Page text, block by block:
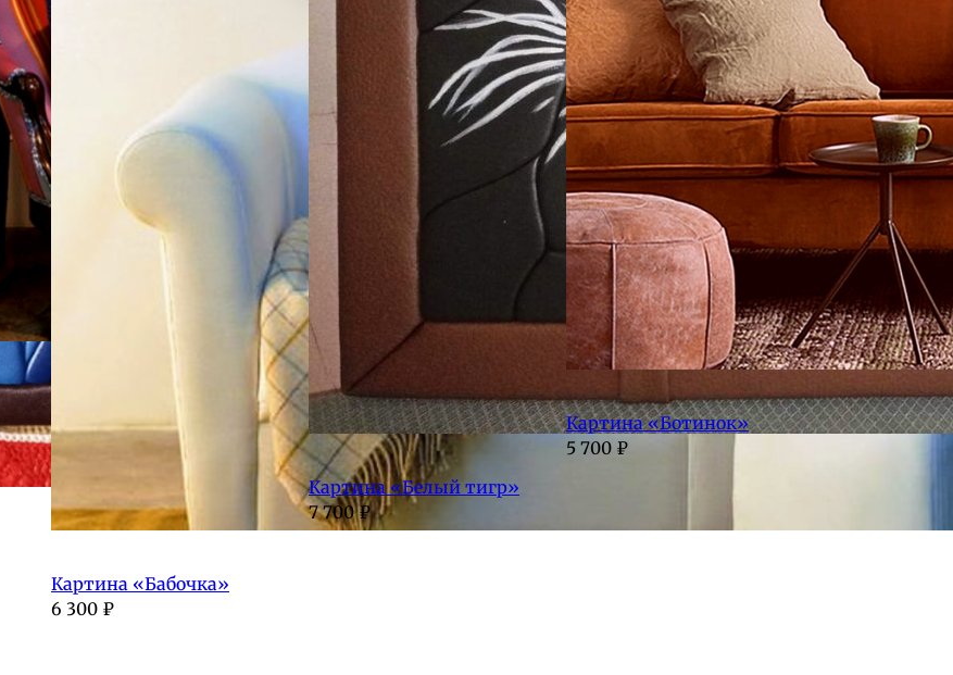
Картина «Бабочка»
6 300 ₽
Картина «Белый тигр»
7 700₽
Картина «Ботинок»
5 700 ₽